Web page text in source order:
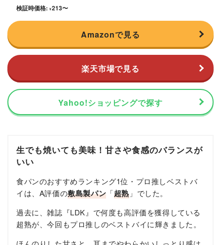
検証時価格: ¥213〜
Amazonで見る
楽天市場で見る
Yahoo!ショッピングで探す
生でも焼いても美味！甘さや食感のバランスが
いい
食パンのおすすめランキング1位・プロ推しベストバ
イは、A評価の敷島製パン 「超熟 」でした。
過去に、雑誌『LDK』で何度も高評価を獲得している
超熟が、今回もプロ推しのベストバイに輝きました。